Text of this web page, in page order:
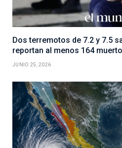
Dos terremotos de 7.2 y 7.5
reportan al menos 164
JUNIO 25, 2026